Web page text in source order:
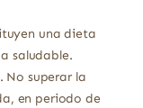
una dieta
saludable.
No superar la
en periodo de